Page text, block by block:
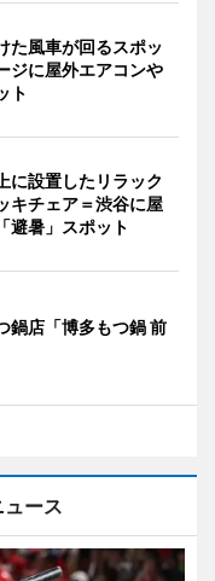
た風車が回るスポッ
ジに屋外エアコンや
ト
に設置したリラック
キチェア＝渋谷に屋
避暑」スポット
鍋店「博多もつ鍋 前
ース